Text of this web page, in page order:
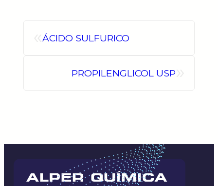
ÁCIDO SULFURICO
PROPILENGLICOL USP